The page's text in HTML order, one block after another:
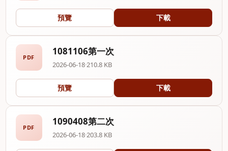
預覽 下載
PDF
1081106第一次
2026-06-18·210.8 KB
預覽 下載
PDF
1090408第二次
2026-06-18·203.8 KB